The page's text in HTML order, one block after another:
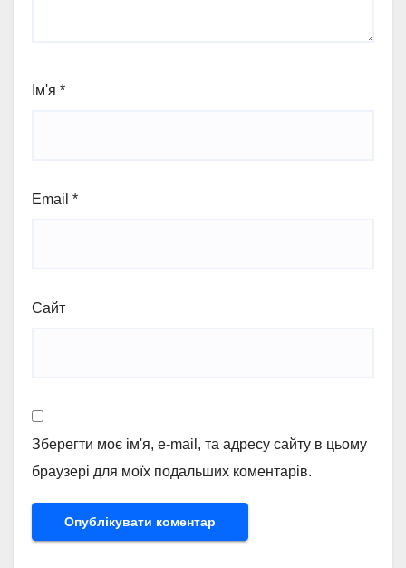
Ім'я *
Email *
Сайт
Зберегти моє ім'я, e-mail, та адресу сайту в цьому
браузері для моїх подальших коментарів.